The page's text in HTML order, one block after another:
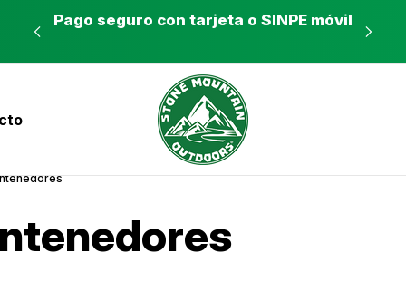
Pago seguro con tarjeta o SINPE móvil
a todo el país con Correos de Costa